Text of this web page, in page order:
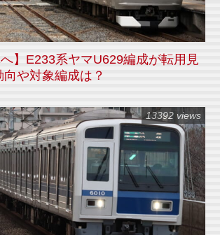
へ】E233系ヤマU629編成が転用見
や対象編成は？
13392 views